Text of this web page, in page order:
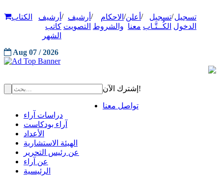
تسجيل
الدخول
/تسجيل
الكُــتَّـاب
/ أعلن
معنا
/ الاحكام
والشروط
/ أرشيف
التصويت
/ أرشيف
كاتب
الشهر
الكتاب
Aug 07 / 2026
إشترك الآن!
تواصل معنا
دراسات آراء
آراء بودكاست
الأعداد
الهيئة الاستشارية
عن رئيس التحرير
عن آراء
الرئيسية